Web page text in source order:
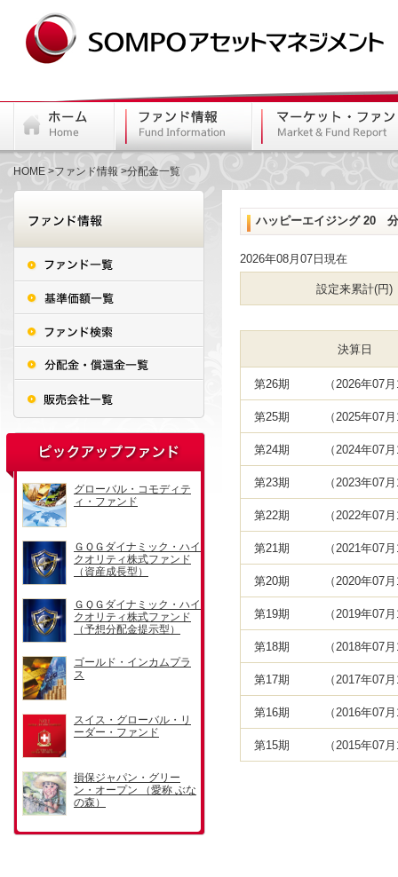
HOME ファンド情報 分配金一覧
ハッピーエイジング 20
2026年08月07日現在
設定来累計(円)
決算日
第26期 （2026年07
第25期 （2025年07
第24期 （2024年07
第23期 （2023年07
第22期 （2022年07
第21期 （2021年07
第20期 （2020年07
第19期 （2019年07
第18期 （2018年07
第17期 （2017年07
第16期 （2016年07
第15期 （2015年07